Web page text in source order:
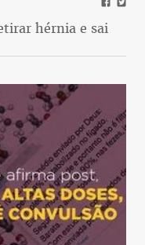
hérnia e sai